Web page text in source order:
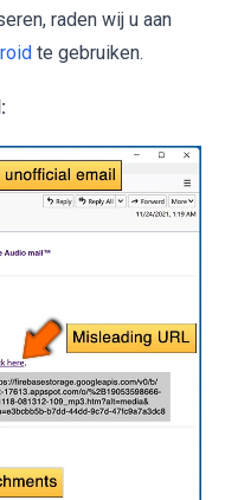
raden wij u aan
te gebruiken.